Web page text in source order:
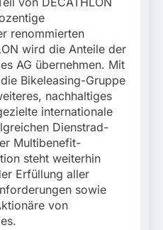
2026
renommierten
wird die Anteile der
AG übernehmen. Mit
Bikeleasing-Gruppe
nachhaltiges
internationale
Dienstrad-
Multibenefit-
steht weiterhin
Erfüllung aller
sowie
von